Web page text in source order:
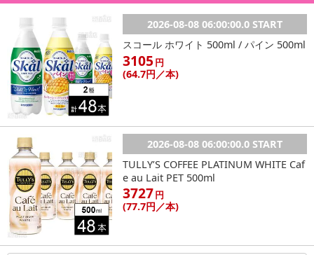
2026-08-08 06:00:00.0 START
スコール ホワイト 500ml / パイン 500ml
3105 円
(64.7円 ／本)
2026-08-08 06:00:00.0 START
TULLY’S COFFEE PLATINUM WHITE Caf
e au Lait PET 500ml
3727円
(77.7円 ／本)